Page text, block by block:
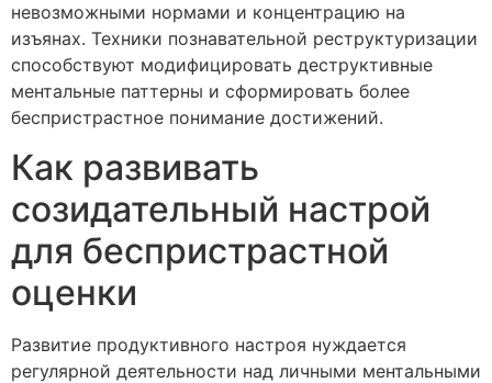
невозможными нормами и концентрацию на
изъянах. Техники познавательной реструктуризации
способствуют модифицировать деструктивные
ментальные паттерны и сформировать более
беспристрастное понимание достижений.
Как развивать
созидательный настрой
для беспристрастной
оценки
Развитие продуктивного настроя нуждается
регулярной деятельности над личными ментальными